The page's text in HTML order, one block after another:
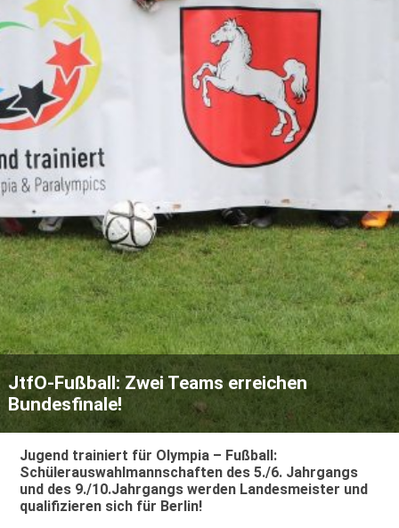
JtfO-Fußball: Zwei Teams erreichen
Bundesfinale!
Jugend trainiert für OIympia – Fußball:
Schülerauswahlmannschaften des 5./6. Jahrgangs
und des 9./10.Jahrgangs werden Landesmeister und
qualifizieren sich für Berlin!